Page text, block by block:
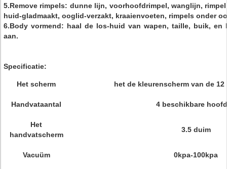
5.Remove rimpels: dunne lijn, voorhoofdrimpel, wanglijn,
huid-gladmaakt, ooglid-verzakt, kraaienvoeten, rimpels onder
6.Body vormend: haal de los-huid van wapen, taille, buik, en
aan.
Specificatie:
Het scherm het de kleurenscherm van de
Handvataantal 4 beschikbare
Het
handvatscherm
3.5 duim
Vacuüm 0kpa-100kpa